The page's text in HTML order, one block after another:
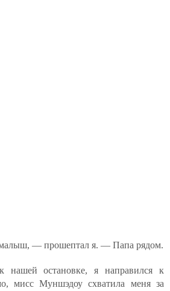
— прошептал я. — Папа рядом.
остановке, я направился к
мисс Муншэдоу схватила меня за